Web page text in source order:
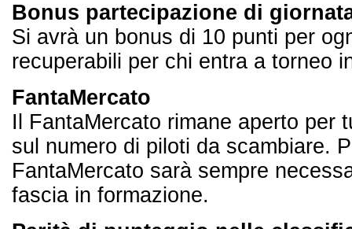
Bonus partecipazione di
Si avrà un bonus di 10 punti per
recuperabili per chi entra a torneo
FantaMercato
Il FantaMercato rimane aperto per
sul numero di piloti da scambiare.
FantaMercato sarà sempre
fascia in formazione.